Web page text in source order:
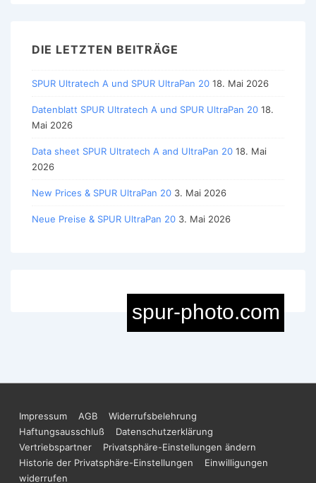
DIE LETZTEN BEITRÄGE
SPUR Ultratech A und SPUR UltraPan 20 18. Mai 2026
Datenblatt SPUR Ultratech A und SPUR UltraPan 20 18.
Mai 2026
Data sheet SPUR Ultratech A and UltraPan 20 18. Mai
2026
New Prices & SPUR UltraPan 20 3. Mai 2026
Neue Preise & SPUR UltraPan 20 3. Mai 2026
Footer-
Menü
Impressum AGB
Widerrufsbelehrung
Haftungsausschluß
Datenschutzerklärung
Vertriebspartner
Privatsphäre-Einstellungen ändern
Historie der Privatsphäre-Einstellungen
Einwilligungen
widerrufen